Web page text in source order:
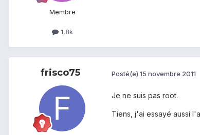
Membre
1,8k
frisco75 Posté(e) 15 novembre 2011
Je ne suis pas root.
Tiens, j'ai essayé aussi